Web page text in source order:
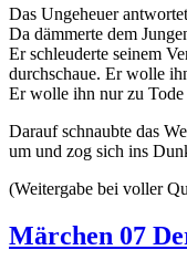
Das Ungeheuer
Da dämmerte dem
Er schleuderte seinem
durchschaue. Er wolle
Er wolle ihn nur zu Tode
Darauf schnaubte das
um und zog sich ins
(Weitergabe bei voller
Märchen 07